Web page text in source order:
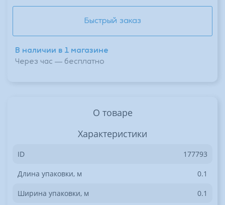
Быстрый заказ
В наличии в 1 магазине
Через час — бесплатно
О товаре
Характеристики
ID 177793
Длина упаковки, м 0.1
Ширина упаковки, м 0.1